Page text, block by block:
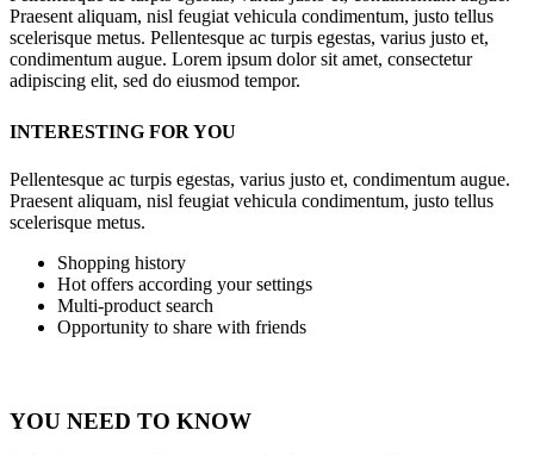
Praesent aliquam, nisl feugiat vehicula condimentum, justo tellus
scelerisque metus. Pellentesque ac turpis egestas, varius justo et,
condimentum augue. Lorem ipsum dolor sit amet, consectetur
adipiscing elit, sed do eiusmod tempor.
INTERESTING FOR YOU
Pellentesque ac turpis egestas, varius justo et, condimentum augue.
Praesent aliquam, nisl feugiat vehicula condimentum, justo tellus
scelerisque metus.
Shopping history
Hot offers according your settings
Multi-product search
Opportunity to share with friends
YOU NEED TO KNOW